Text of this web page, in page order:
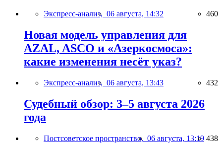
Экспресс-анализ, 06 августа, 14:32 460
Новая модель управления для
AZAL, ASCO и «Азеркосмоса»:
какие изменения несёт указ?
Экспресс-анализ, 06 августа, 13:43 432
Судебный обзор: 3–5 августа 2026
года
Постсоветское пространство, 06 августа, 13:19 438